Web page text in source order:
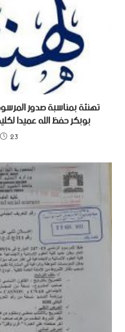
تهنئة بمناسبة صدور
بوبكر حفظ الله عميدا
23 يونيو 2021